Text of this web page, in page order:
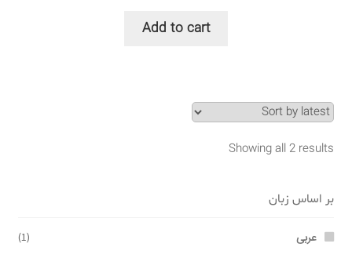
Add to cart
Showing all 2 results
بر اساس زبان
عربی (1)